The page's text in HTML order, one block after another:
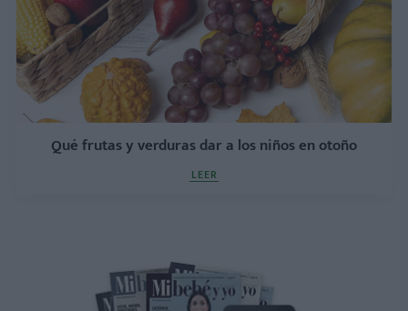
Qué frutas y verduras dar a los niños en otoño
LEER